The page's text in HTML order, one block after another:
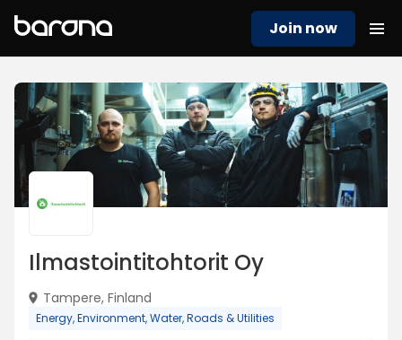
Join now
Ilmastointitohtorit Oy
Tampere, Finland
Energy, Environment, Water, Roads & Utilities